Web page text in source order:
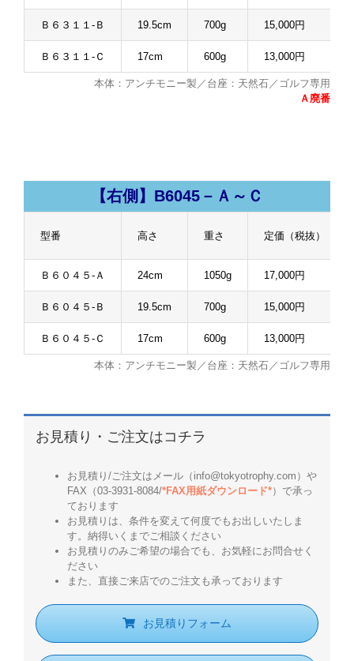
Ｂ６３１１-Ｂ 19.5cm 700g 15,000円
Ｂ６３１１-Ｃ 17cm 600g 13,000円
本体：アンチモニー製／台座：天然石／ゴルフ専用
Ａ廃番
【右側】B6045－Ａ～Ｃ
型番 高さ 重さ 定価（税抜）
Ｂ６０４５-Ａ 24cm 1050g 17,000円
Ｂ６０４５-Ｂ 19.5cm 700g 15,000円
Ｂ６０４５-Ｃ 17cm 600g 13,000円
本体：アンチモニー製／台座：天然石／ゴルフ専用
お見積り・ご注文はコチラ
お見積り/ご注文はメール（info@tokyotrophy.com）や
FAX（03-3931-8084/*FAX用紙ダウンロード*）で承っ
ております
お見積りは、条件を変えて何度でもお出しいたしま
す。納得いくまでご相談ください
お見積りのみご希望の場合でも、お気軽にお問合せく
ださい
また、直接ご来店でのご注文も承っております
お見積りフォーム